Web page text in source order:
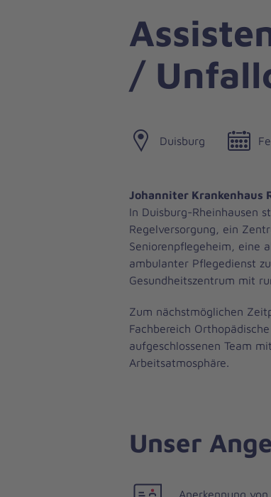
/
Duisburg
Johanniter Krankenhaus
In Duisburg-Rheinhausen
Regelversorgung, ein
Seniorenpflegeheim, eine
ambulanter Pflegedienst
Gesundheitszentrum mit
Zum nächstmöglichen
Fachbereich
aufgeschlossenen Team
Arbeitsatmosphäre.
Unser
Anerkennung von